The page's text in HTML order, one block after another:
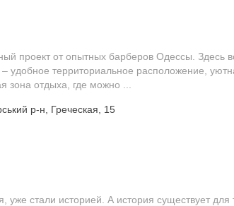
проект от опытных барберов Одессы. Здесь
удобное территориальное расположение,
отдыха, где можно ...
р-н, Греческая, 15
уже стали историей. А история существует для